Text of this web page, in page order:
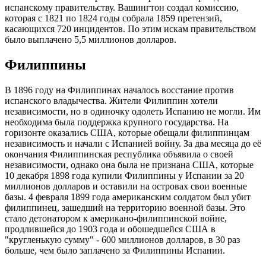
испанскому правительству. Вашингтон создал комиссию,
которая с 1821 по 1824 годы собрала 1859 претензий,
касающихся 720 инцидентов. По этим искам правительством
было выплачено 5,5 миллионов долларов.
Филиппины
В 1896 году на Филиппинах началось восстание против
испанского владычества. Жители Филиппин хотели
независимости, но в одиночку одолеть Испанию не могли. Им
необходима была поддержка крупного государства. На
горизонте оказались США, которые обещали филиппинцам
независимость и начали с Испанией войну. За два месяца до её
окончания Филиппинская республика объявила о своей
независимости, однако она была не признана США, которые
10 декабря 1898 года купили Филиппины у Испании за 20
миллионов долларов и оставили на островах свои военные
базы. 4 февраля 1899 года американским солдатом был убит
филиппинец, зашедший на территорию военной базы. Это
стало детонатором к американо-филиппинской войне,
продлившейся до 1903 года и обошедшейся США в
"кругленькую сумму" - 600 миллионов долларов, в 30 раз
больше, чем было заплачено за Филиппины Испании.